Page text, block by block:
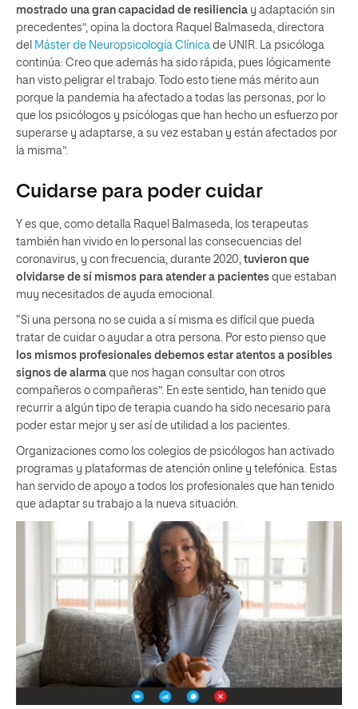
mostrado una gran capacidad de resiliencia y adaptación sin
precedentes”, opina la doctora Raquel Balmaseda, directora
del Máster de Neuropsicología Clínica de UNIR. La psicóloga
continúa: Creo que además ha sido rápida, pues lógicamente
han visto peligrar el trabajo. Todo esto tiene más mérito aun
porque la pandemia ha afectado a todas las personas, por lo
que los psicólogos y psicólogas que han hecho un esfuerzo por
superarse y adaptarse, a su vez estaban y están afectados por
la misma”.
Cuidarse para poder cuidar
Y es que, como detalla Raquel Balmaseda, los terapeutas
también han vivido en lo personal las consecuencias del
coronavirus, y con frecuencia, durante 2020, tuvieron que
olvidarse de sí mismos para atender a pacientes que estaban
muy necesitados de ayuda emocional.
“Si una persona no se cuida a sí misma es difícil que pueda
tratar de cuidar o ayudar a otra persona. Por esto pienso que
los mismos profesionales debemos estar atentos a posibles
signos de alarma que nos hagan consultar con otros
compañeros o compañeras”. En este sentido, han tenido que
recurrir a algún tipo de terapia cuando ha sido necesario para
poder estar mejor y ser así de utilidad a los pacientes.
Organizaciones como los colegios de psicólogos han activado
programas y plataformas de atención online y telefónica. Estas
han servido de apoyo a todos los profesionales que han tenido
que adaptar su trabajo a la nueva situación.